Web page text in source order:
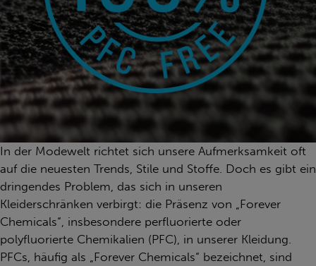
In der Modewelt richtet sich unsere Aufmerksamkeit oft
auf die neuesten Trends, Stile und Stoffe. Doch es gibt ein
dringendes Problem, das sich in unseren
Kleiderschränken verbirgt: die Präsenz von „Forever
Chemicals“, insbesondere perfluorierte oder
polyfluorierte Chemikalien (PFC), in unserer Kleidung.
PFCs, häufig als „Forever Chemicals“ bezeichnet, sind